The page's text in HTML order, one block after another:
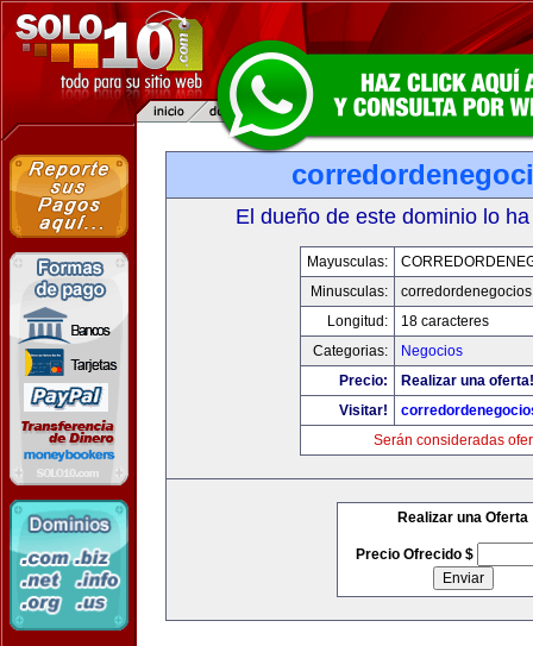
El dueño de este dominio lo
Mayusculas:
Minusculas:
Longitud:
18 caracteres
Categorias:
Negocios
Precio:
Realizar una oferta!
Visitar!
Serán consideradas
Realizar una Oferta
Precio Ofrecido $